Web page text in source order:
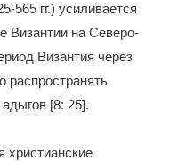
565 гг.) усиливается
Византии на Северо-
Византия через
распространять
[8: 25].
христианские